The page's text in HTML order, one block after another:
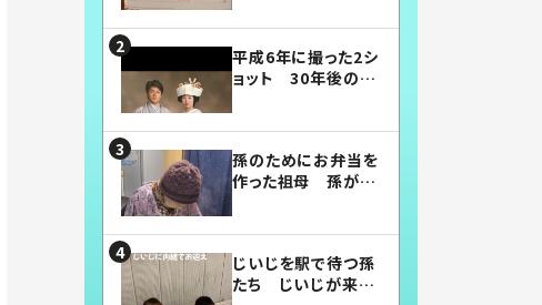
平成6年に撮った2シ
ョット 30年後の姿
孫のためにお弁当を
作った祖母 孫が絶
じいじを駅で待つ孫
たち じいじが来た